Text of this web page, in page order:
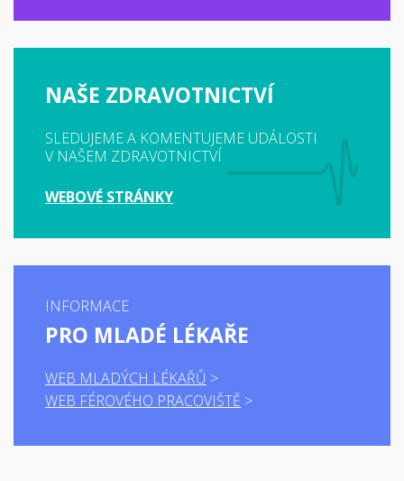
NAŠE ZDRAVOTNICTVÍ
SLEDUJEME A KOMENTUJEME UDÁLOSTI
V NAŠEM ZDRAVOTNICTVÍ
WEBOVÉ STRÁNKY
INFORMACE
PRO MLADÉ LÉKAŘE
WEB MLADÝCH LÉKAŘŮ
WEB FÉROVÉHO PRACOVIŠTĚ